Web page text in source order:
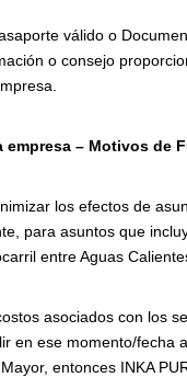
válido o
o consejo
– Motivos de
los efectos de
para asuntos que
entre Aguas
asociados con los
en ese momento/
entonces INKA